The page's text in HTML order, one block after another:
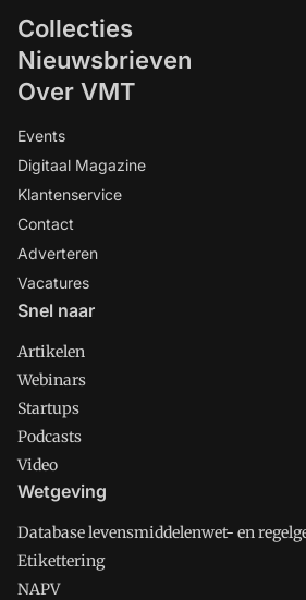
Collecties
Nieuwsbrieven
Over VMT
Events
Digitaal Magazine
Klantenservice
Contact
Adverteren
Vacatures
Snel naar
Artikelen
Webinars
Startups
Podcasts
Video
Wetgeving
Database levensmiddelenwet- en
Etikettering
NAPV